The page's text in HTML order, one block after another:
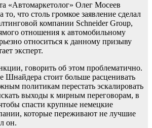
«Автомаркетолог» Олег Мосеев
что столь громкое заявление сделал
компании Schneider Group,
отношения к автомобильному
относиться к данному призыву
эксперт.
говорить об этом проблематично.
Шнайдера стоит больше расценивать
политикам перестать эскалировать
выходы к мирным переговорам, в
спасти крупные немецкие
которые переживают не лучшие
он.